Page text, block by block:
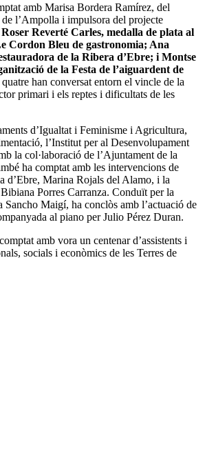
amb Marisa Bordera Ramírez, del
l’Ampolla i impulsora del projecte
Roser Reverté Carles, medalla de plata al
Cordon Bleu de gastronomia; Ana
de la Ribera d’Ebre; i Montse
de la Festa de l’aiguardent de
quatre han conversat entorn el vincle de la
primari i els reptes i dificultats de les
d’Igualtat i Feminisme i Agricultura,
l’Institut per al Desenvolupament
la col·laboració de l’Ajuntament de la
ha comptat amb les intervencions de
d’Ebre, Marina Rojals del Alamo, i la
Porres Carranza. Conduït per la
Sancho Maigí, ha conclòs amb l’actuació de
al piano per Julio Pérez Duran.
amb vora un centenar d’assistents i
socials i econòmics de les Terres de